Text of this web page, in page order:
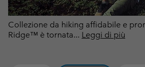
Collezione da hiking affidabile e
Ridge™ è tornata... Leggi di più